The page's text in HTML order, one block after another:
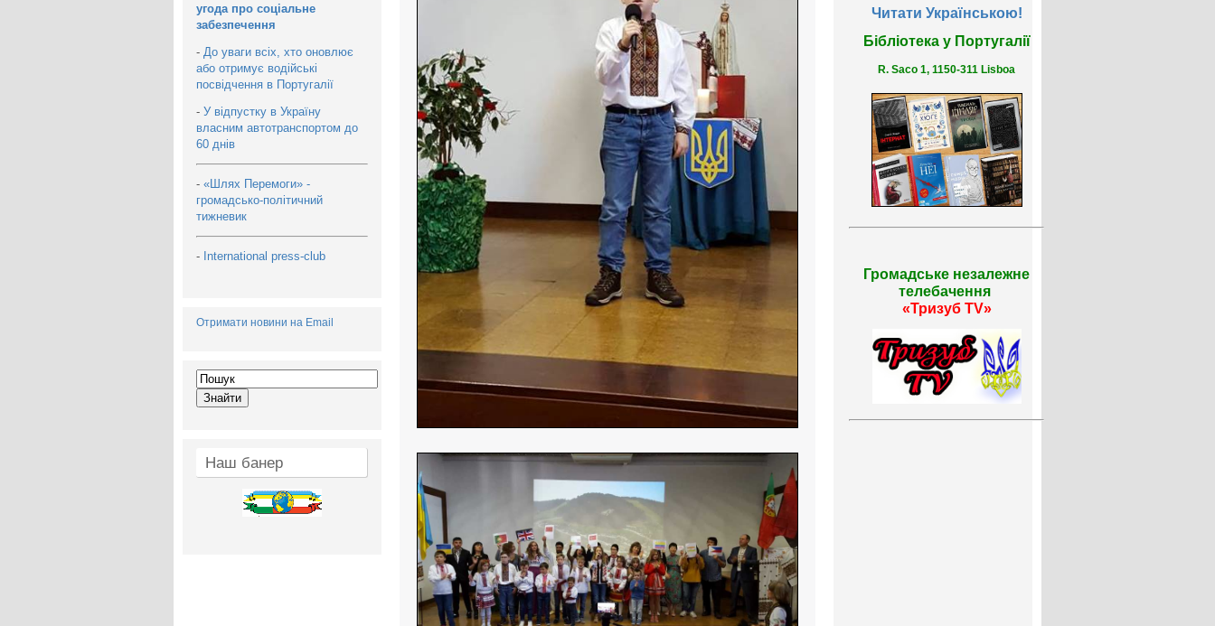
угода про соціальне
забезпечення
- До уваги всіх, хто оновлює
або отримує водійські
посвідчення в Португалії
- У відпустку в Україну
власним автотранспортом до
60 днів
- «Шлях Перемоги» -
громадсько-політичний
тижневик
- International press-club
Отримати новини на Email
Наш банер
Читати Українською!
Бібліотека у Португалії
R. Saco 1, 1150-311 Lisboa
Громадське незалежне
телебачення
«Тризуб TV»